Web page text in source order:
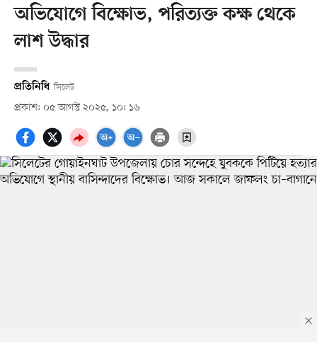
অভিযোগে বিক্ষোভ, পরিত্যক্ত কক্ষ থেকে
লাশ উদ্ধার
প্রতিনিধি সিলেট
প্রকাশ: ০৫ আগস্ট ২০২৫, ১০: ১৬